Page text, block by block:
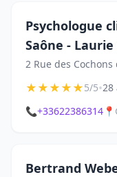
Psychologue
Saône - Laurie
2 Rue des
★★★★★5/5•28
📞+33622386314 📍
Bertrand